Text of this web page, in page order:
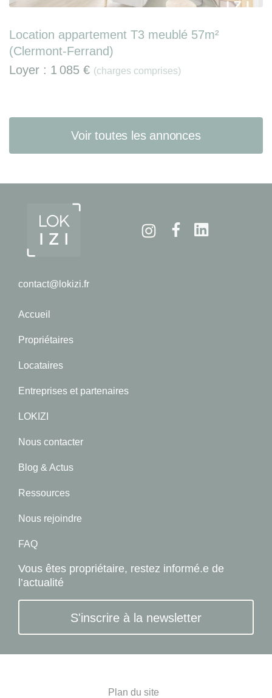
Location appartement T3 meublé 57m²
(Clermont-Ferrand)
Loyer : 1 085 € (charges comprises)
Voir toutes les annonces
contact@lokizi.fr
InstagramFacebook
Accueil
Propriétaires
Locataires
Entreprises et partenaires
LOKIZI
Nous contacter
Blog & Actus
Ressources
Nous rejoindre
FAQ
Vous êtes propriétaire, restez informé.e de
l’actualité
S'inscrire à la newsletter
Plan du site